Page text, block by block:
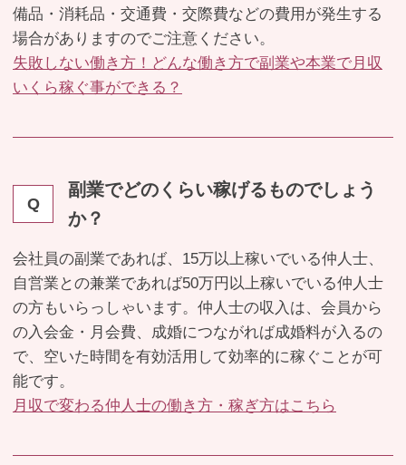
備品・消耗品・交通費・交際費などの費用が発生する
場合がありますのでご注意ください。
失敗しない働き方！どんな働き方で副業や本業で月収
いくら稼ぐ事ができる？
Q
副業でどのくらい稼げるものでしょう
か？
会社員の副業であれば、15万以上稼いでいる仲人士、
自営業との兼業であれば50万円以上稼いでいる仲人士
の方もいらっしゃいます。仲人士の収入は、会員から
の入会金・月会費、成婚につながれば成婚料が入るの
で、空いた時間を有効活用して効率的に稼ぐことが可
能です。
月収で変わる仲人士の働き方・稼ぎ方はこちら